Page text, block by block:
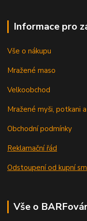
Informace pro
Vše o nákupu
Mražené maso
Velkoobchod
Mražené myši, potkani
Obchodní podmínky
Reklamační řád
Odstoupení od kupní
Vše o